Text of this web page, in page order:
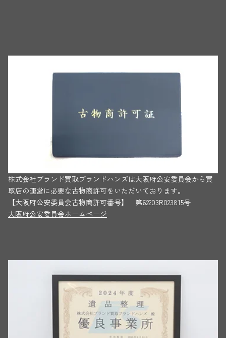
株式会社ブランド買取ブランドハンズは大阪府公安委員会から買
取店の運営に必要な古物商許可をいただいております。
【大阪府公安委員会古物商許可番号】 第62203R023815号
大阪府公安委員会ホームページ